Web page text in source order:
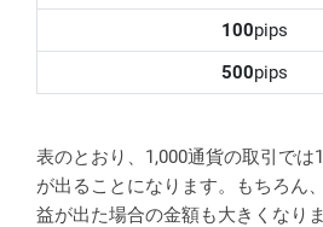
100pips
500pips
表のとおり、1,000通貨の取引では
が出ることになります。もちろん
益が出た場合の金額も大きくなり